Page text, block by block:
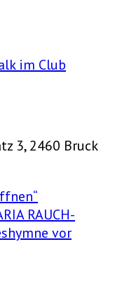
im Club
3, 2460 Bruck
RAUCH-
vor